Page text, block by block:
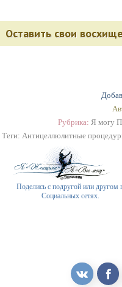
Рубрика: Я могу
Теги: Антицеллюлитные
Поделись с подругой или другом
Социальных сетях.
Оставить свои